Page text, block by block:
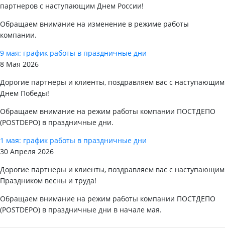
партнеров с наступающим Днем России!
Обращаем внимание на изменение в режиме работы
компании.
9 мая: график работы в праздничные дни
8 Мая 2026
Дорогие партнеры и клиенты, поздравляем вас с наступающим
Днем Победы!
Обращаем внимание на режим работы компании ПОСТДЕПО
(POSTDEPO) в праздничные дни.
1 мая: график работы в праздничные дни
30 Апреля 2026
Дорогие партнеры и клиенты, поздравляем вас с наступающим
Праздником весны и труда!
Обращаем внимание на режим работы компании ПОСТДЕПО
(POSTDEPO) в праздничные дни в начале мая.